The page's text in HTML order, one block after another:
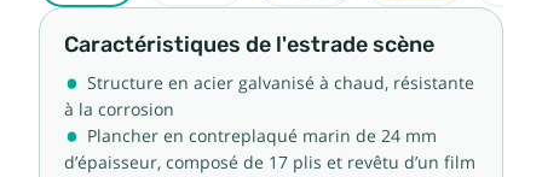
Caractéristiques de l'estrade scène
Structure en acier galvanisé à chaud, résistante
à la corrosion
Plancher en contreplaqué marin de 24 mm
d’épaisseur, composé de 17 plis et revêtu d’un film